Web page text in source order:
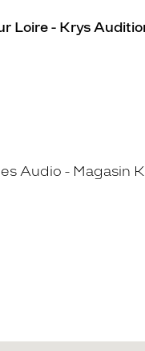
Loire - Krys
Audio - Magasin